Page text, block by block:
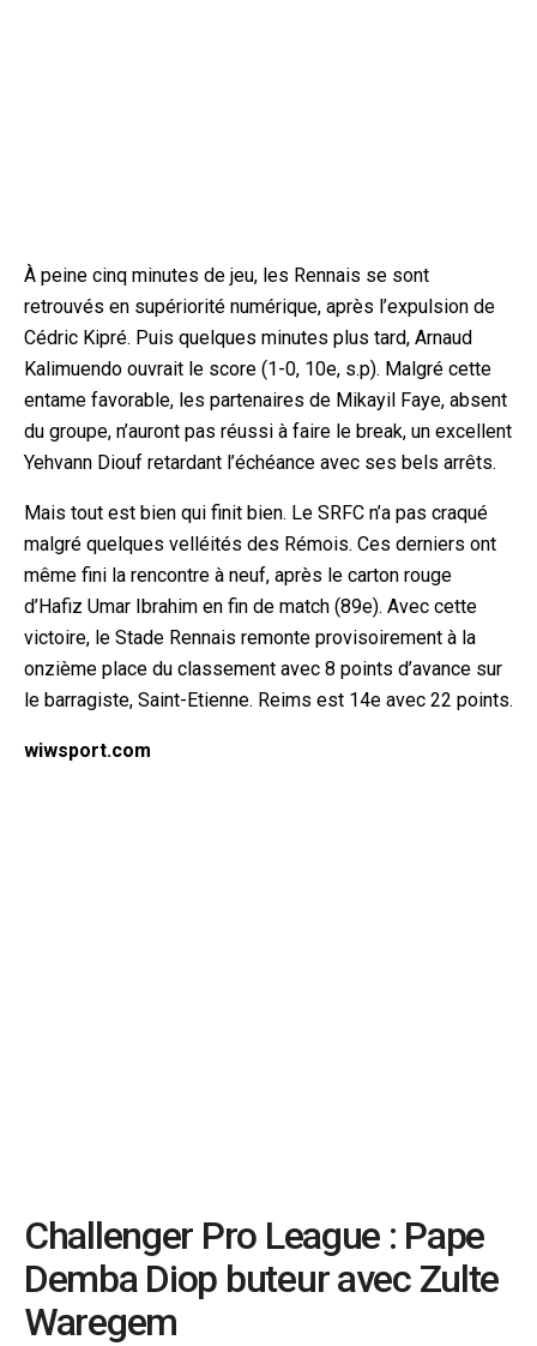
À peine cinq minutes de jeu, les Rennais se sont
retrouvés en supériorité numérique, après l’expulsion de
Cédric Kipré. Puis quelques minutes plus tard, Arnaud
Kalimuendo ouvrait le score (1-0, 10e, s.p). Malgré cette
entame favorable, les partenaires de Mikayil Faye, absent
du groupe, n’auront pas réussi à faire le break, un excellent
Yehvann Diouf retardant l’échéance avec ses bels arrêts.
Mais tout est bien qui finit bien. Le SRFC n’a pas craqué
malgré quelques velléités des Rémois. Ces derniers ont
même fini la rencontre à neuf, après le carton rouge
d’Hafiz Umar Ibrahim en fin de match (89e). Avec cette
victoire, le Stade Rennais remonte provisoirement à la
onzième place du classement avec 8 points d’avance sur
le barragiste, Saint-Etienne. Reims est 14e avec 22 points.
wiwsport.com
Challenger Pro League : Pape
Demba Diop buteur avec Zulte
Waregem